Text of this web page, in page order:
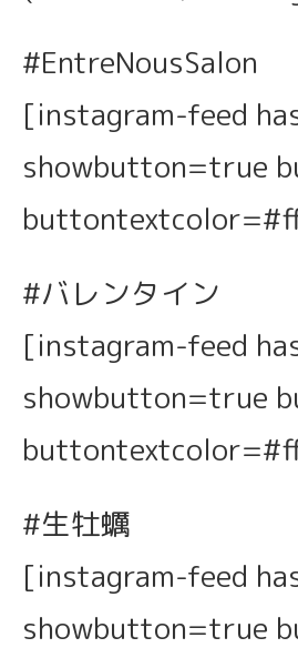
#EntreNousSalon
[instagram-feed
showbutton=true
#バレンタイン
[instagram-feed
showbutton=true
#生牡蠣
[instagram-feed
showbutton=true